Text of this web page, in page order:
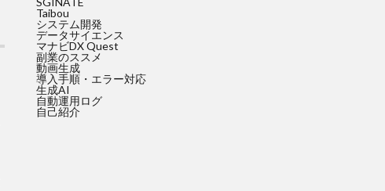
Taibou
システム開発
データサイエンス
マナビDX Quest
副業のススメ
動画生成
導入手順・エラー対応
生成AI
自動運用ログ
自己紹介